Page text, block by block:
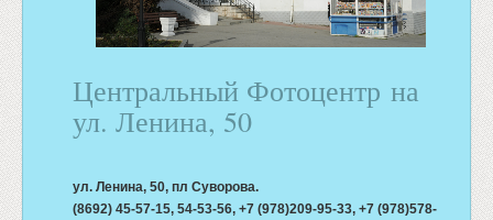
Центральный Фотоцентр на
ул. Ленина, 50
ул. Ленина, 50, пл Суворова.
(8692) 45-57-15, 54-53-56, +7 (978)209-95-33, +7 (978)578-